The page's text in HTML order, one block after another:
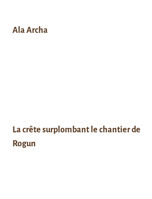
Ala Archa
La crête surplombant le chantier de
Rogun